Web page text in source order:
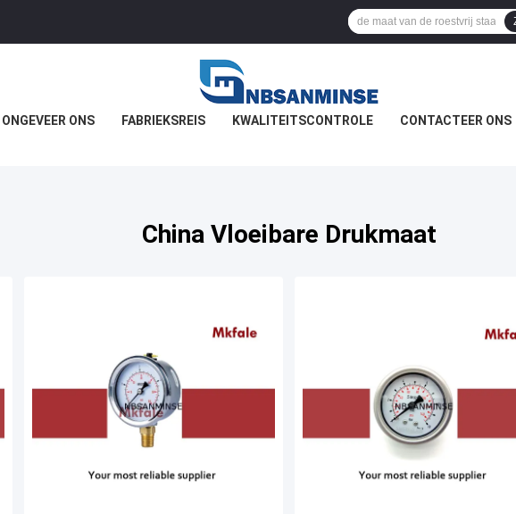
ONGEVEER ONS FABRIEKSREIS KWALITEITSCONTROLE CONTACTEER ONS
China Vloeibare Drukmaat